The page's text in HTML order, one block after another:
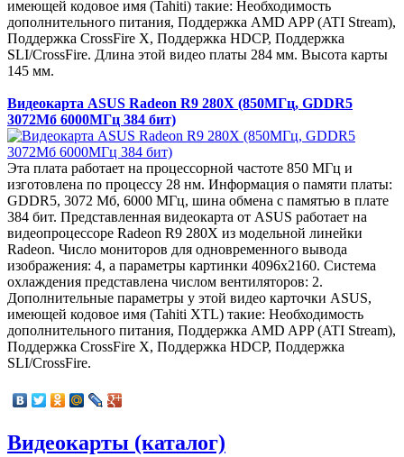
имеющей кодовое имя (Tahiti) такие: Необходимость
дополнительного питания, Поддержка AMD APP (ATI Stream),
Поддержка CrossFire X, Поддержка HDCP, Поддержка
SLI/CrossFire. Длина этой видео платы 284 мм. Высота карты
145 мм.
Видеокарта ASUS Radeon R9 280X (850МГц, GDDR5
3072Мб 6000МГц 384 бит)
Эта плата работает на процессорной частоте 850 МГц и
изготовлена по процессу 28 нм. Информация о памяти платы:
GDDR5, 3072 Мб, 6000 МГц, шина обмена с памятью в плате
384 бит. Представленная видеокарта от ASUS работает на
видеопроцессоре Radeon R9 280X из модельной линейки
Radeon. Число мониторов для одновременного вывода
изображения: 4, а параметры картинки 4096x2160. Система
охлаждения представлена числом вентиляторов: 2.
Дополнительные параметры у этой видео карточки ASUS,
имеющей кодовое имя (Tahiti XTL) такие: Необходимость
дополнительного питания, Поддержка AMD APP (ATI Stream),
Поддержка CrossFire X, Поддержка HDCP, Поддержка
SLI/CrossFire.
Видеокарты (каталог)